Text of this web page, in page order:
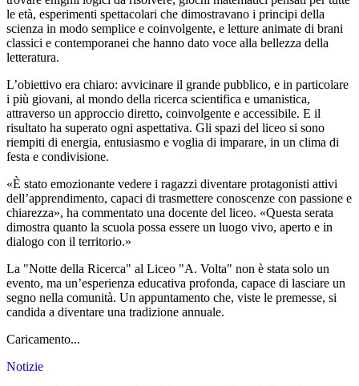
le età, esperimenti spettacolari che dimostravano i principi della
scienza in modo semplice e coinvolgente, e letture animate di brani
classici e contemporanei che hanno dato voce alla bellezza della
letteratura.
L’obiettivo era chiaro: avvicinare il grande pubblico, e in particolare
i più giovani, al mondo della ricerca scientifica e umanistica,
attraverso un approccio diretto, coinvolgente e accessibile. E il
risultato ha superato ogni aspettativa. Gli spazi del liceo si sono
riempiti di energia, entusiasmo e voglia di imparare, in un clima di
festa e condivisione.
«È stato emozionante vedere i ragazzi diventare protagonisti attivi
dell’apprendimento, capaci di trasmettere conoscenze con passione e
chiarezza», ha commentato una docente del liceo. «Questa serata
dimostra quanto la scuola possa essere un luogo vivo, aperto e in
dialogo con il territorio.»
La "Notte della Ricerca" al Liceo "A. Volta" non è stata solo un
evento, ma un’esperienza educativa profonda, capace di lasciare un
segno nella comunità. Un appuntamento che, viste le premesse, si
candida a diventare una tradizione annuale.
Caricamento...
Notizie